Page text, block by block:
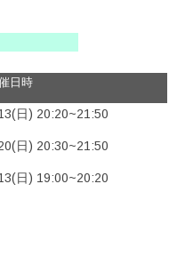
日時
日) 20:20~21:50
日) 20:30~21:50
日) 19:00~20:20